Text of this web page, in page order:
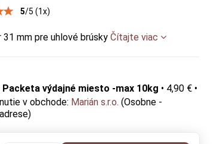
5/5 (1x)
31 mm pre uhlové brúskyČítajte viac
Packeta výdajné miesto -max 10kg • 4,90 € •
Marián s.r.o. (Osobne -